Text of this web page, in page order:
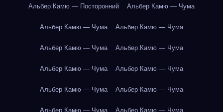
Альбер Камю — Посторонний Альбер Камю — Чума
Альбер Камю — Чума Альбер Камю — Чума
Альбер Камю — Чума Альбер Камю — Чума
Альбер Камю — Чума Альбер Камю — Чума
Альбер Камю — Чума Альбер Камю — Чума
Альбер Камю — Чума Альбер Камю — Чума